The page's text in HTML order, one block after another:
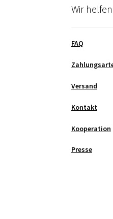
Wir
FAQ
Versand
Kontakt
Kooperation
Presse